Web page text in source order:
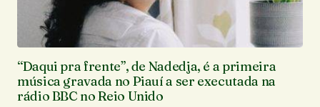
“Daqui pra frente”, de Nadedja, é a primeira
música gravada no Piauí a ser executada na
rádio BBC no Reio Unido